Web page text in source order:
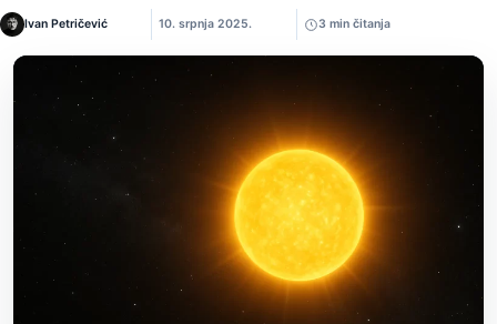
Ivan Petričević 10. srpnja 2025. 3 min čitanja